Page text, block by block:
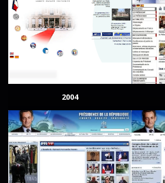
2004